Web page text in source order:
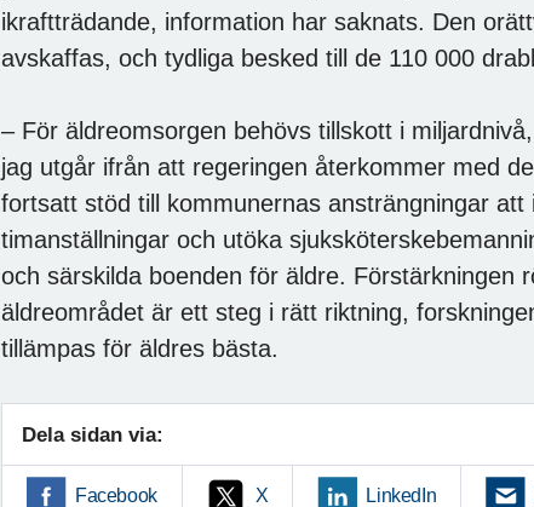
ikraftträdande, information har saknats. Den
avskaffas, och tydliga besked till de 110 000
– För äldreomsorgen behövs tillskott i
jag utgår ifrån att regeringen återkommer med
fortsatt stöd till kommunernas ansträngningar att
timanställningar och utöka
och särskilda boenden för äldre. Förstärkningen
äldreområdet är ett steg i rätt riktning,
tillämpas för äldres bästa.
Dela sidan via:
Facebook X LinkedIn